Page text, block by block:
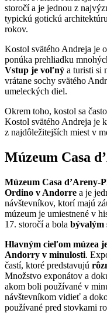
storočí a je jednou z
typickú gotickú
rokov.
Kostol svätého Andreja je
ponúka prehliadku
Vstup je voľný a turisti si
vrátane sochy svätého
umeleckých diel.
Okrem toho, kostol sa
Kostol svätého Andreja je
z najdôležitejších miest v
Múzeum Casa
Múzeum Casa d’Areny-
Ordino v Andorre a je
návštevníkov, ktorí majú
múzeum je umiestnené v
17. storočí a bola bývalým
Hlavným cieľom múzea
Andorry v minulosti.
častí, ktoré predstavujú
Množstvo exponátov a
akom boli používané v
návštevníkom vidieť a
používané pred stovkami